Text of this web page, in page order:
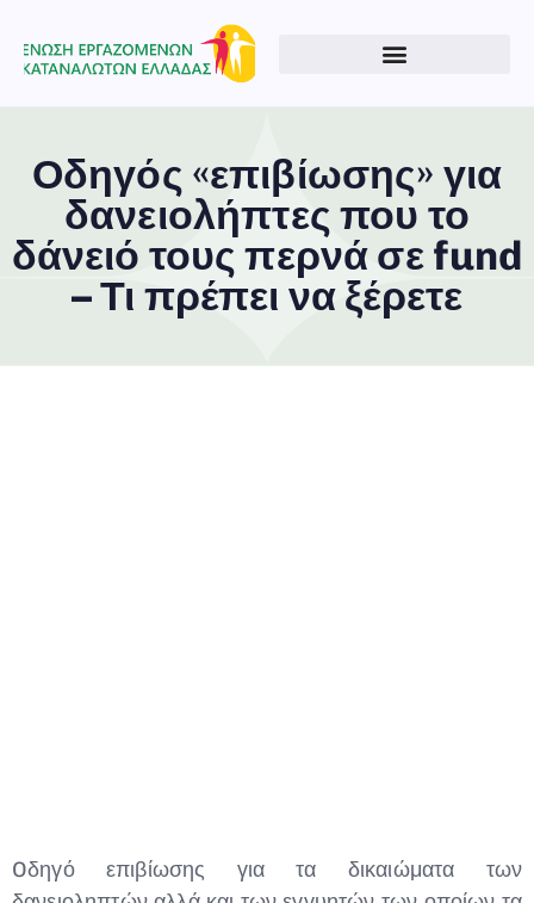
Οδηγός «επιβίωσης» για
δανειολήπτες που το
δάνειό τους περνά σε fund
– Τι πρέπει να ξέρετε
Oδηγό επιβίωσης για τα δικαιώματα των